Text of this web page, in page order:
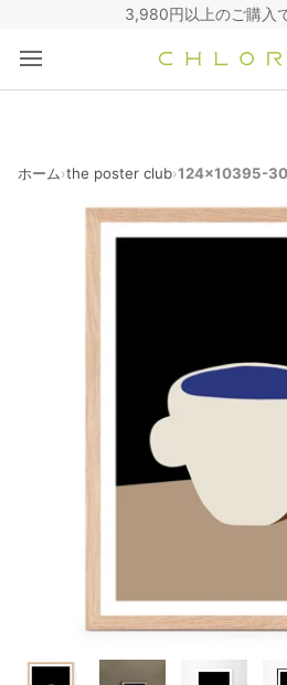
3,980円以上のご購入
ホーム›the poster club›124x10395-